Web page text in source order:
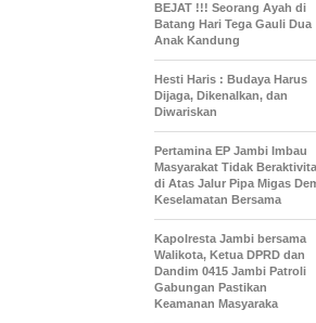
BEJAT !!! Seorang Ayah di
Batang Hari Tega Gauli Dua
Anak Kandung
Hesti Haris : Budaya Harus
Dijaga, Dikenalkan, dan
Diwariskan
Pertamina EP Jambi Imbau
Masyarakat Tidak
di Atas Jalur Pipa Migas
Keselamatan Bersama
Kapolresta Jambi bersama
Walikota, Ketua DPRD dan
Dandim 0415 Jambi Patroli
Gabungan Pastikan
Keamanan Masyaraka